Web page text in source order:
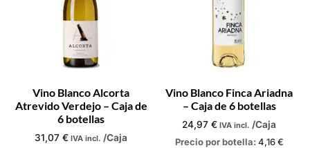
Vino Blanco Alcorta
Atrevido Verdejo – Caja de
6 botellas
31,07 € IVA incl. /Caja
Vino Blanco Finca Ariadna
– Caja de 6 botellas
24,97 € IVA incl. /Caja
Precio por botella: 4,16€